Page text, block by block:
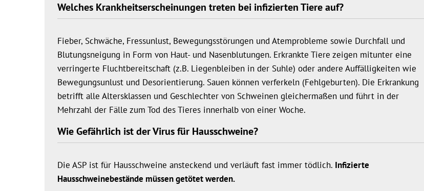
Welches Krankheitserscheinungen treten bei infizierten Tiere auf?
Fieber, Schwäche, Fressunlust, Bewegungsstörungen und Atemprobleme sowie Durchfall und
Blutungsneigung in Form von Haut- und Nasenblutungen. Erkrankte Tiere zeigen mitunter eine
verringerte Fluchtbereitschaft (z.B. Liegenbleiben in der Suhle) oder andere Auffälligkeiten wie
Bewegungsunlust und Desorientierung. Sauen können verferkeln (Fehlgeburten). Die Erkrankung
betrifft alle Altersklassen und Geschlechter von Schweinen gleichermaßen und führt in der
Mehrzahl der Fälle zum Tod des Tieres innerhalb von einer Woche.
Wie Gefährlich ist der Virus für Hausschweine?
Die ASP ist für Hausschweine ansteckend und verläuft fast immer tödlich. Infizierte
Hausschweinebestände müssen getötet werden.